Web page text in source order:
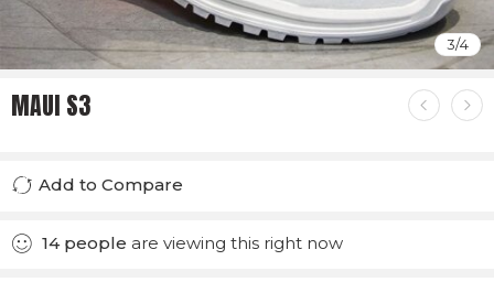
3/4
MAUI S3
Add to Compare
14 people are viewing this right now